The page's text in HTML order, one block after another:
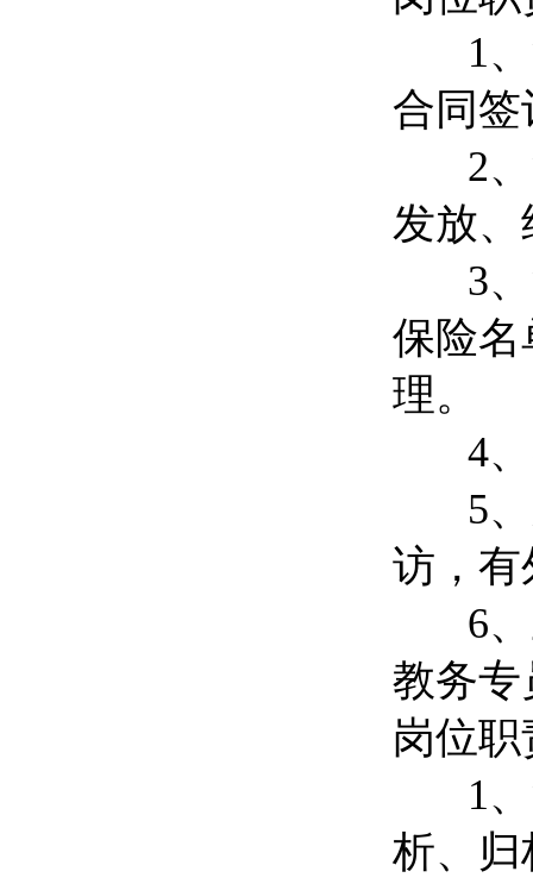
1、
合同
2、
发放、
3、
保险名
理。
4、
5、
访，有
6、
教务专
岗位职
1、
析、归